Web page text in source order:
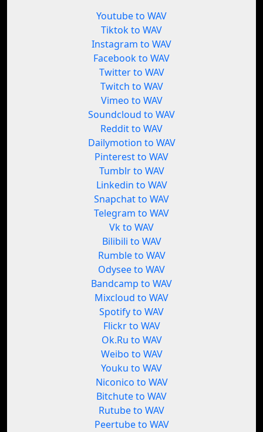
Youtube to WAV
Tiktok to WAV
Instagram to WAV
Facebook to WAV
Twitter to WAV
Twitch to WAV
Vimeo to WAV
Soundcloud to WAV
Reddit to WAV
Dailymotion to WAV
Pinterest to WAV
Tumblr to WAV
Linkedin to WAV
Snapchat to WAV
Telegram to WAV
Vk to WAV
Bilibili to WAV
Rumble to WAV
Odysee to WAV
Bandcamp to WAV
Mixcloud to WAV
Spotify to WAV
Flickr to WAV
Ok.Ru to WAV
Weibo to WAV
Youku to WAV
Niconico to WAV
Bitchute to WAV
Rutube to WAV
Peertube to WAV